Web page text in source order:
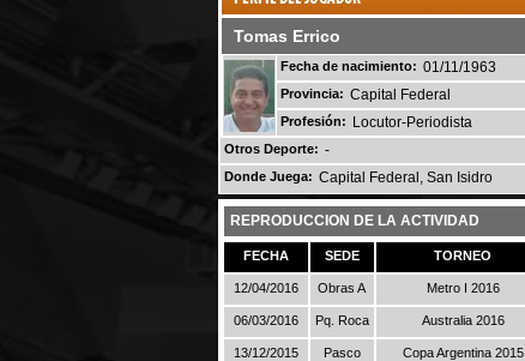
Tomas Errico
Fecha de nacimiento: 01/11/1963
Provincia: Capital Federal
Profesión: Locutor-Periodista
Otros Deporte: -
Donde Juega: Capital Federal, San Isidro
REPRODUCCION DE LA ACTIVIDAD
FECHA SEDE TORNEO
12/04/2016 Obras A Metro I 2016
06/03/2016 Pq. Roca Australia 2016
13/12/2015 Pasco Copa Argentina 2015